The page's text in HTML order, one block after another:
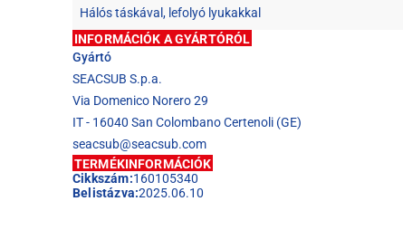
Hálós táskával, lefolyó lyukakkal
INFORMÁCIÓK A GYÁRTÓRÓL
Gyártó
SEACSUB S.p.a.
Via Domenico Norero 29
IT - 16040 San Colombano Certenoli (GE)
seacsub@seacsub.com
TERMÉKINFORMÁCIÓK
Cikkszám:160105340
Belistázva:2025.06.10